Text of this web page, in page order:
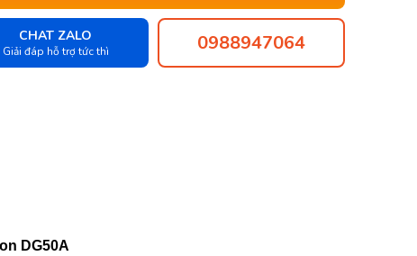
CHAT ZALO
Giải đáp hỗ trợ tức thì 0988947064
DG50A